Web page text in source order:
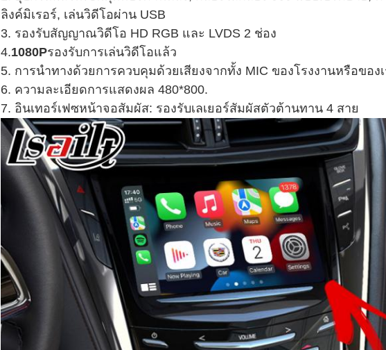
ลิงค์มิเรอร์, เล่นวิดีโอผ่าน USB
3. รองรับสัญญาณวิดีโอ HD RGB และ LVDS 2 ช่อง
4.1080Pรองรับการเล่นวิดีโอแล้ว
5. การนำทางด้วยการควบคุมด้วยเสียงจากทั้ง MIC ของโรงงานหรือของเ
6. ความละเอียดการแสดงผล 480*800.
7. อินเทอร์เฟซหน้าจอสัมผัส: รองรับเลเยอร์สัมผัสตัวต้านทาน 4 สาย